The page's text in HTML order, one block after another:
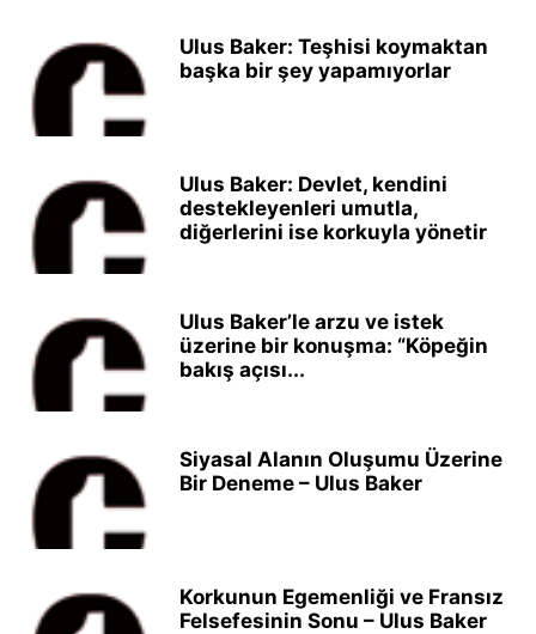
Ulus Baker: Teşhisi koymaktan
başka bir şey yapamıyorlar
Ulus Baker: Devlet, kendini
destekleyenleri umutla,
diğerlerini ise korkuyla yönetir
Ulus Baker’le arzu ve istek
üzerine bir konuşma: “Köpeğin
bakış açısı...
Siyasal Alanın Oluşumu Üzerine
Bir Deneme – Ulus Baker
Korkunun Egemenliği ve Fransız
Felsefesinin Sonu – Ulus Baker